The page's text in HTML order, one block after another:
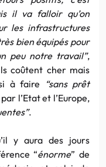
il va falloir qu’on
les infrastructures
bien équipés pour
peu notre travail”,
coûtent cher mais
à faire “sans prêt
l’Etat et l’Europe,
.
y aura des jours
“énorme” de